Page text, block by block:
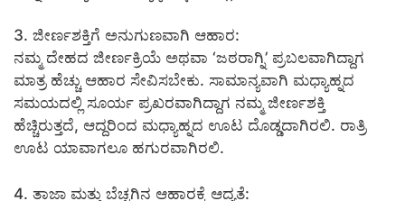
3. ಜೀರ್ಣಶಕ್ತಿಗೆ ಅನುಗುಣವಾಗಿ ಆಹಾರ:
ನಮ್ಮ ದೇಹದ ಜೀರ್ಣಕ್ರಿಯೆ ಅಥವಾ ‘ಜಠರಾಗ್ನಿ’ ಪ್ರಬಲವಾಗಿದ್ದಾಗ
ಮಾತ್ರ ಹೆಚ್ಚು ಆಹಾರ ಸೇವಿಸಬೇಕು. ಸಾಮಾನ್ಯವಾಗಿ ಮಧ್ಯಾಹ್ನದ
ಸಮಯದಲ್ಲಿ ಸೂರ್ಯ ಪ್ರಖರವಾಗಿದ್ದಾಗ ನಮ್ಮ ಜೀರ್ಣಶಕ್ತಿ
ಹೆಚ್ಚಿರುತ್ತದೆ, ಆದ್ದರಿಂದ ಮಧ್ಯಾಹ್ನದ ಊಟ ದೊಡ್ಡದಾಗಿರಲಿ. ರಾತ್ರಿ
ಊಟ ಯಾವಾಗಲೂ ಹಗುರವಾಗಿರಲಿ.
4. ತಾಜಾ ಮತ್ತು ಬೆಚ್ಚಗಿನ ಆಹಾರಕ್ಕೆ ಆದ್ಯತೆ: